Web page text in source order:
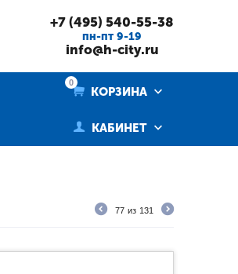
+7 (495) 540-55-38
пн-пт 9-19
info@h-city.ru
0
КОРЗИНА
КАБИНЕТ
77 из 131